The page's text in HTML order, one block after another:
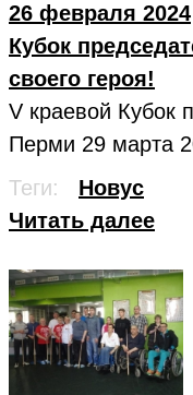
26 февраля 2024
Кубок
своего героя!
V краевой Кубок
Перми 29 марта
Теги:
Новус
Читать далее